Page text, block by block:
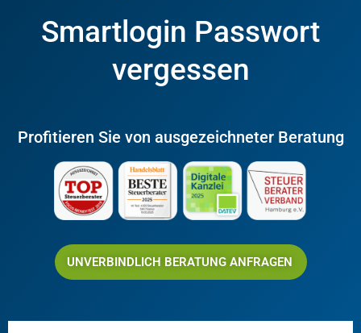
Smartlogin Passwort
vergessen
Profitieren Sie von ausgezeichneter Beratung
UNVERBINDLICH BERATUNG ANFRAGEN